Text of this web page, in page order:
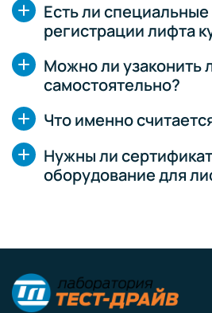
Есть ли
регистрации лифта
Можно ли узаконить
самостоятельно?
Что именно
Нужны ли
оборудование для